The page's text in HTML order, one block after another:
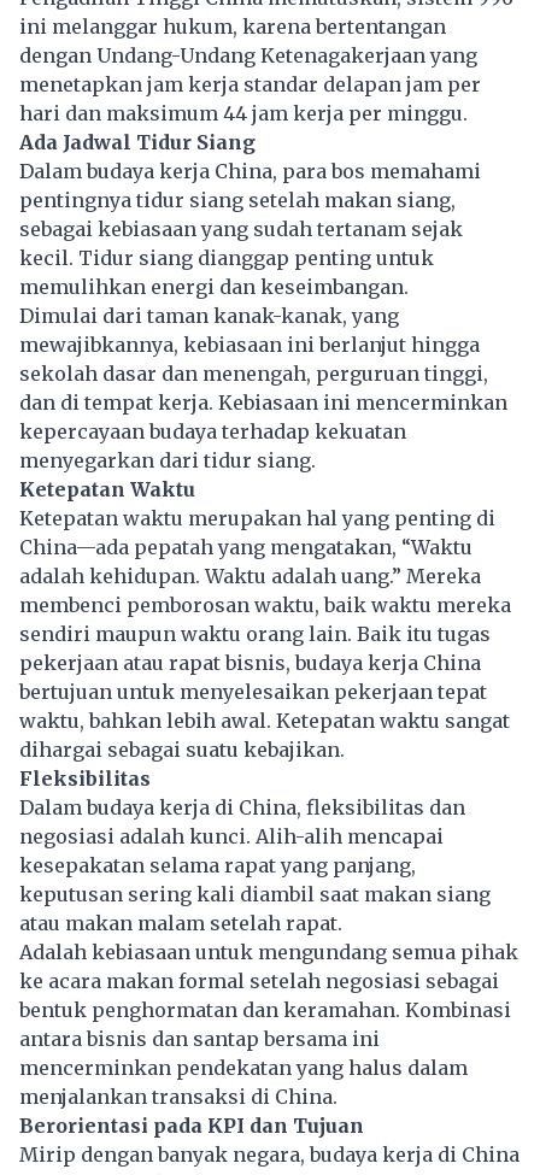
ini melanggar hukum, karena bertentangan
dengan Undang-Undang Ketenagakerjaan yang
menetapkan jam kerja standar delapan jam per
hari dan maksimum 44 jam kerja per minggu.
Ada Jadwal Tidur Siang
Dalam budaya kerja China, para bos memahami
pentingnya tidur siang setelah makan siang,
sebagai kebiasaan yang sudah tertanam sejak
kecil. Tidur siang dianggap penting untuk
memulihkan energi dan keseimbangan.
Dimulai dari taman kanak-kanak, yang
mewajibkannya, kebiasaan ini berlanjut hingga
sekolah dasar dan menengah, perguruan tinggi,
dan di tempat kerja. Kebiasaan ini mencerminkan
kepercayaan budaya terhadap kekuatan
menyegarkan dari tidur siang.
Ketepatan Waktu
Ketepatan waktu merupakan hal yang penting di
China—ada pepatah yang mengatakan, “Waktu
adalah kehidupan. Waktu adalah uang.” Mereka
membenci pemborosan waktu, baik waktu mereka
sendiri maupun waktu orang lain. Baik itu tugas
pekerjaan atau rapat bisnis, budaya kerja China
bertujuan untuk menyelesaikan pekerjaan tepat
waktu, bahkan lebih awal. Ketepatan waktu sangat
dihargai sebagai suatu kebajikan.
Fleksibilitas
Dalam budaya kerja di China, fleksibilitas dan
negosiasi adalah kunci. Alih-alih mencapai
kesepakatan selama rapat yang panjang,
keputusan sering kali diambil saat makan siang
atau makan malam setelah rapat.
Adalah kebiasaan untuk mengundang semua pihak
ke acara makan formal setelah negosiasi sebagai
bentuk penghormatan dan keramahan. Kombinasi
antara bisnis dan santap bersama ini
mencerminkan pendekatan yang halus dalam
menjalankan transaksi di China.
Berorientasi pada KPI dan Tujuan
Mirip dengan banyak negara, budaya kerja di China